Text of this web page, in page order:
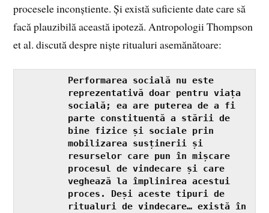
procesele inconștiente. Și există suficiente date care să
facă plauzibilă această ipoteză. Antropologii Thompson
et al. discută despre niște ritualuri asemănătoare:
Performarea socială nu este
reprezentativă doar pentru viața
socială; ea are puterea de a fi
parte constituentă a stării de
bine fizice și sociale prin
mobilizarea susținerii și
resurselor care pun în mișcare
procesul de vindecare și care
veghează la împlinirea acestui
proces. Deși aceste tipuri de
ritualuri de vindecare… există în